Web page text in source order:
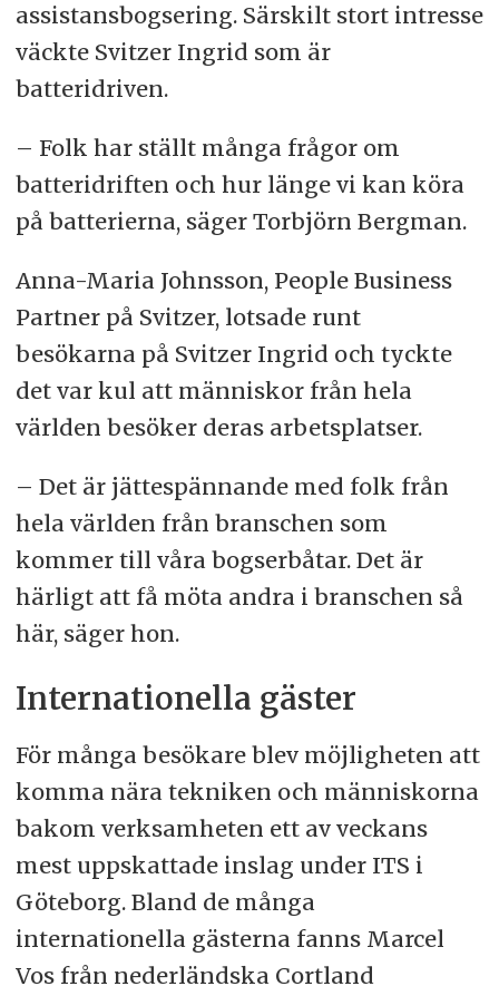
assistansbogsering. Särskilt stort intresse
väckte Svitzer Ingrid som är
batteridriven.
– Folk har ställt många frågor om
batteridriften och hur länge vi kan köra
på batterierna, säger Torbjörn Bergman.
Anna-Maria Johnsson, People Business
Partner på Svitzer, lotsade runt
besökarna på Svitzer Ingrid och tyckte
det var kul att människor från hela
världen besöker deras arbetsplatser.
– Det är jättespännande med folk från
hela världen från branschen som
kommer till våra bogserbåtar. Det är
härligt att få möta andra i branschen så
här, säger hon.
Internationella gäster
För många besökare blev möjligheten att
komma nära tekniken och människorna
bakom verksamheten ett av veckans
mest uppskattade inslag under ITS i
Göteborg. Bland de många
internationella gästerna fanns Marcel
Vos från nederländska Cortland